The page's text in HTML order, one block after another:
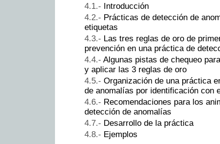
Introducción
Prácticas de detección de
etiquetas
Las tres reglas de oro de
prevención en una práctica de
Algunas pistas de chequeo
y aplicar las 3 reglas de oro
Organización de una práctica
de anomalías por identificación con
Recomendaciones para los
detección de anomalías
Desarrollo de la práctica
Ejemplos